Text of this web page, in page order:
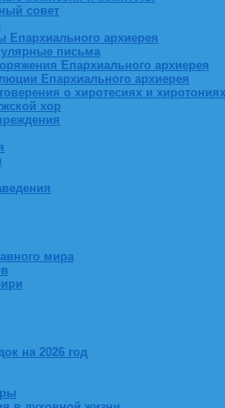
совет
Епархиального архиерея
письма
Епархиального архиерея
Епархиального архиерея
о хиротесиях и хиротониях
хор
мира
на 2026 год